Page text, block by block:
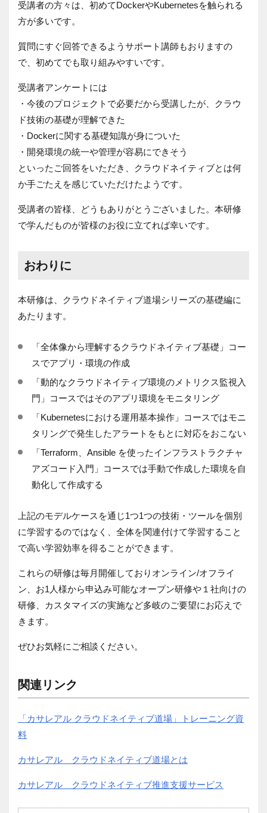
受講者の方々は、初めてDockerやKubernetesを触られる
方が多いです。
質問にすぐ回答できるようサポート講師もおりますの
で、初めてでも取り組みやすいです。
受講者アンケートには
・今後のプロジェクトで必要だから受講したが、クラウ
ド技術の基礎が理解できた
・ Dockerに関する基礎知識が身についた
・開発環境の統一や管理が容易にできそう
といったご回答をいただき、クラウドネイティブとは何
か手ごたえを感じていただけたようです。
受講者の皆様、どうもありがとうございました。本研修
で学んだものが皆様のお役に立てれば幸いです。
おわりに
本研修は、クラウドネイティブ道場シリーズの基礎編に
あたります。
「全体像から理解するクラウドネイティブ基礎」コー
スでアプリ・環境の作成
「動的なクラウドネイティブ環境のメトリクス監視入
門」コースではそのアプリ環境をモニタリング
「Kubernetesにおける運用基本操作」コースではモニ
タリングで発生したアラートをもとに対応をおこない
「Terraform Ansible を使ったインフラストラクチャ
アズコード入門」コースでは手動で作成した環境を自
動化して作成する
上記のモデルケースを通じ1つ1つの技術・ツールを個別
に学習するのではなく、全体を関連付けて学習すること
で高い学習効率を得ることができます。
これらの研修は毎月開催しておりオンライン/オフライ
ン、お1人様から申込み可能なオープン研修や１社向けの
研修、カスタマイズの実施など多岐のご要望にお応えで
きます。
ぜひお気軽にご相談ください。
関連リンク
「カサレアル クラウドネイティブ道場」トレーニング資
料
カサレアル クラウドネイティブ道場とは
カサレアル クラウドネイティブ推進支援サービス